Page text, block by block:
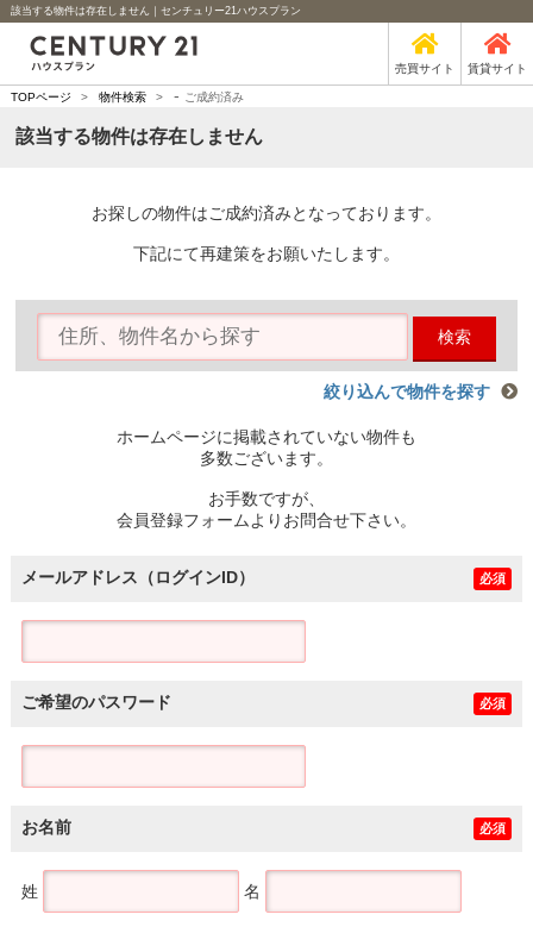
該当する物件は存在しません｜センチュリー21ハウスプラン
売買サイト 賃貸サイト
TOPページ > 物件検索 > - ご成約済み
該当する物件は存在しません
お探しの物件はご成約済みとなっております。
下記にて再建策をお願いたします。
検索
絞り込んで物件を探す
ホームページに掲載されていない物件も
多数ございます。
お手数ですが、
会員登録フォームよりお問合せ下さい。
メールアドレス（ログインID） 必須
ご希望のパスワード 必須
お名前 必須
姓 名